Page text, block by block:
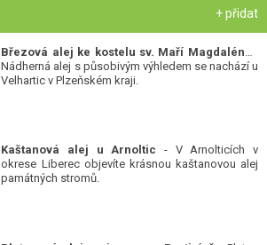
+ přidat
Nádherná alej s působivým výhledem se nachází u
Velhartic v Plzeňském kraji.
Kaštanová alej u Arnoltic - V Arnolticích v
okrese Liberec objevíte krásnou kaštanovou alej
památných stromů.